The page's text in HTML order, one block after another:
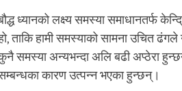
ध्यानको लक्ष्य समस्या समाधानतर्फ
ताकि हामी समस्याको सामना उचित
समस्या अन्यभन्दा अलि बढी अप्ठेरा
कारण उत्पन्न भएका हुन्छन्।